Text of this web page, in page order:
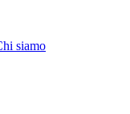
siamo